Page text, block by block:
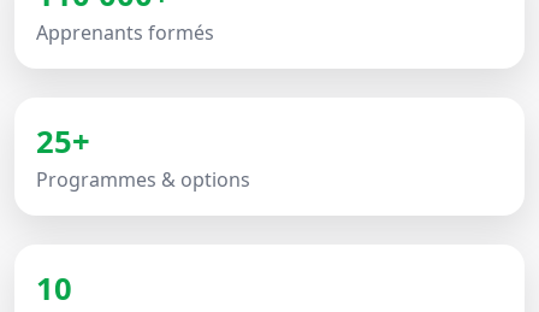
Apprenants formés
25+
Programmes & options
10